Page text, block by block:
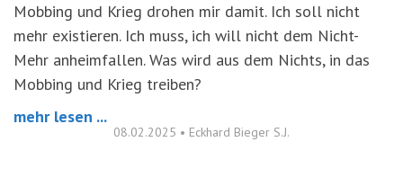
Mobbing und Krieg drohen mir damit. Ich soll nicht
mehr existieren. Ich muss, ich will nicht dem Nicht-
Mehr anheimfallen. Was wird aus dem Nichts, in das
Mobbing und Krieg treiben?
mehr lesen ...
08.02.2025 • Eckhard Bieger S.J.